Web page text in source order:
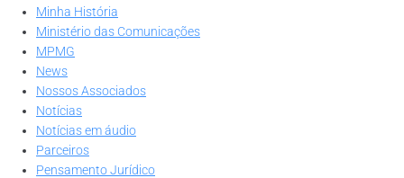
Minha História
Ministério das Comunicações
MPMG
News
Nossos Associados
Notícias
Notícias em áudio
Parceiros
Pensamento Jurídico